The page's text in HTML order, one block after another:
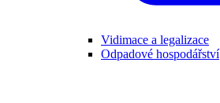
Vidimace a legalizace
Odpadové hospodářství